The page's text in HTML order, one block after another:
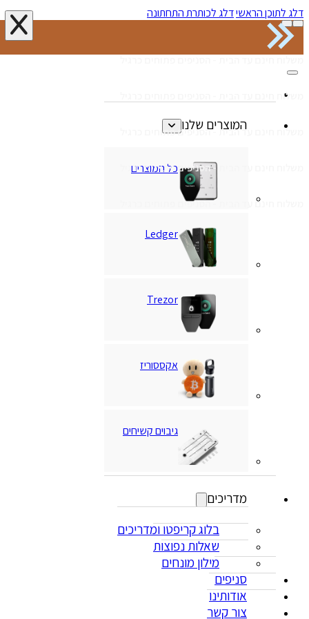
דלג לתוכן הראשידלג לכותרת התחתונה
משלוח חינם עד הבית - הסניפים פתוחים כרגיל
משלוח חינם עד הבית - הסניפים פתוחים כרגיל
משלוח חינם עד הבית - הסניפים פתוחים כרגיל
משלוח חינם עד הבית - הסניפים פתוחים כרגיל
המוצרים שלנו
כל המוצרים
Ledger
Trezor
אקססוריז
גיבוים קשיחים
מדריכים
בלוג קריפטו ומדריכים
שאלות נפוצות
מילון מונחים
סניפים
אודותינו
צור קשר